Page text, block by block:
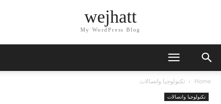
wejhatt
My WordPress Blog
Home تكنولوجيا واتصالات
تكنولوجيا واتصالات